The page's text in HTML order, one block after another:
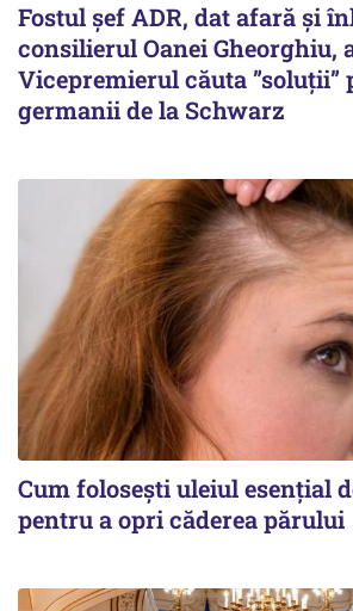
Fostul șef ADR, dat afară și
consilierul Oanei Gheorghiu,
Vicepremierul căuta ”soluții”
germanii de la Schwarz
Cum folosești uleiul esențial
pentru a opri căderea părului